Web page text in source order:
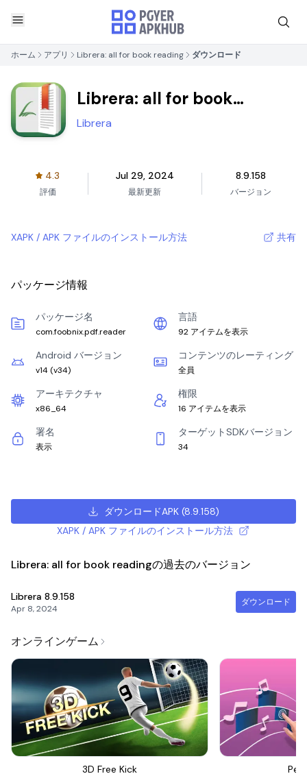
ホーム アプリ Librera: all for book reading ダウンロード
Librera: all for book
reading
Librera
4.3
評価
Jul 29, 2024
最新更新
8.9.158
バージョン
XAPK / APK ファイルのインストール方法 共有
パッケージ情報
パッケージ名
com.foobnix.pdf.reader
言語
92 アイテムを表示
Android バージョン
v14 (v34)
コンテンツのレーティング
全員
アーキテクチャ
x86_64
権限
16 アイテムを表示
署名
表示
ターゲットSDKバージョン
34
ダウンロードAPK(8.9.158)
XAPK / APK ファイルのインストール方法
Librera: all for book readingの過去のバージョン
Librera 8.9.158
Apr 8, 2024
ダウンロード
オンラインゲーム
3D Free Kick